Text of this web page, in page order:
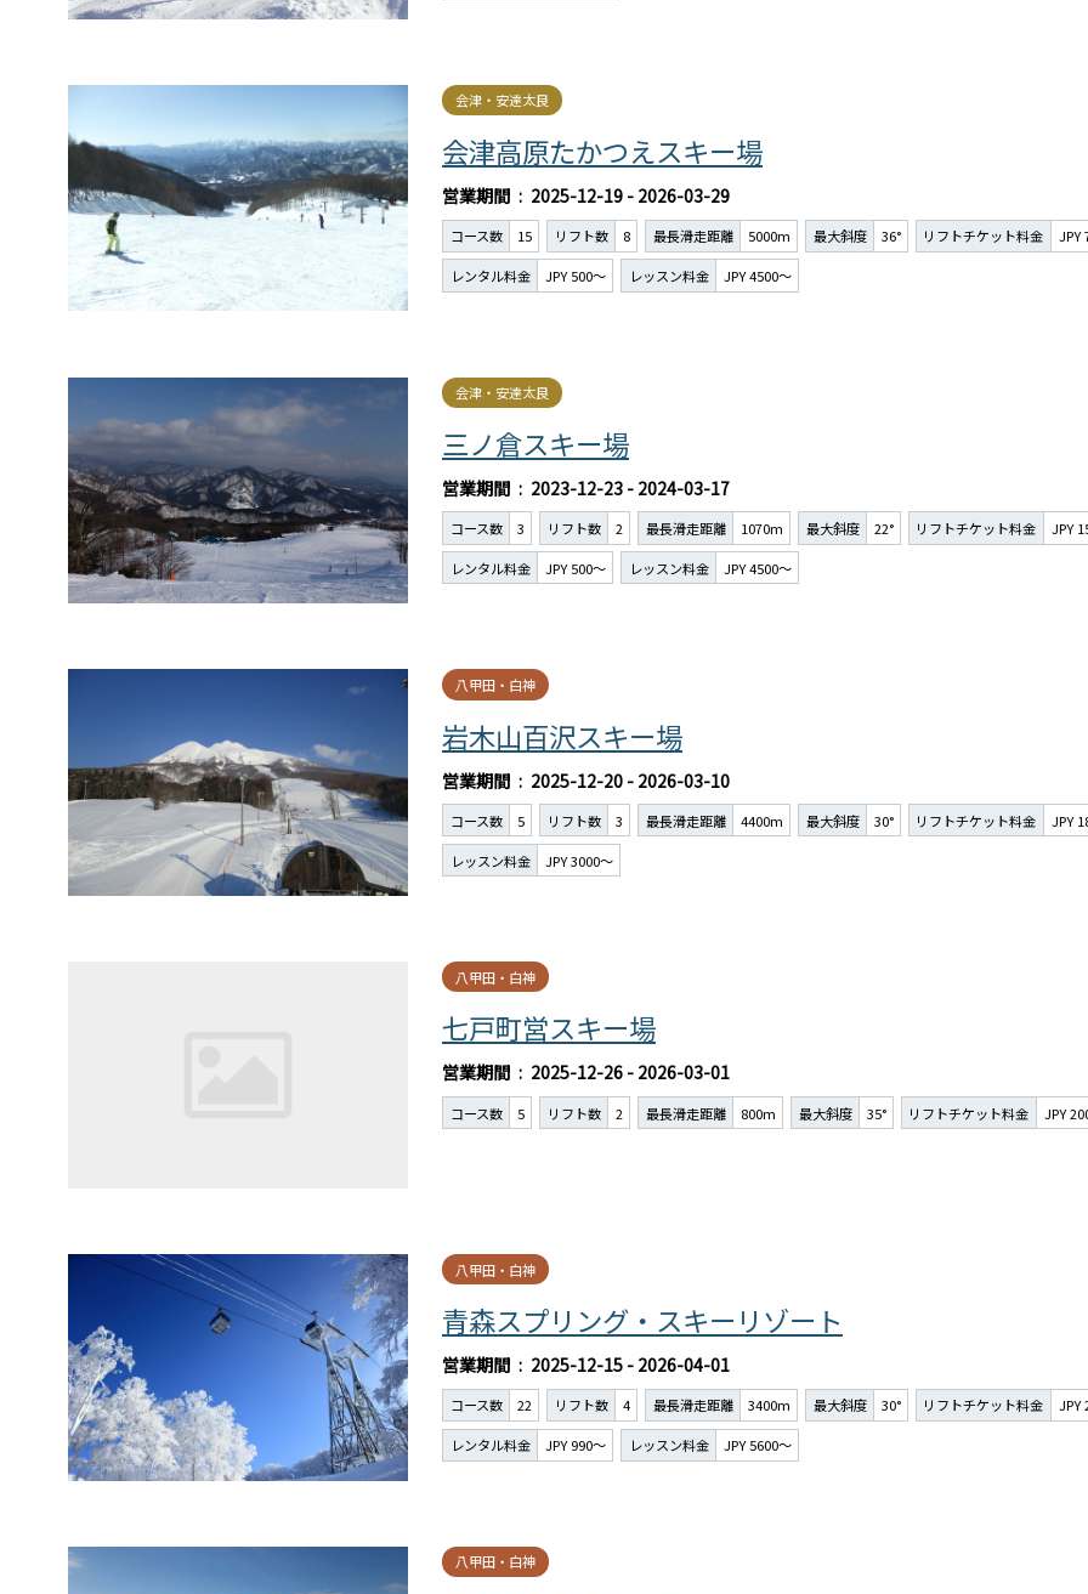
会津高原たかつえスキー場
会津・安達太良
営業期間 2025-12-19 - 2026-03-29
コース数 15 リフト数 8 最長滑走距離 5000m 最大斜度 36° リフトチケット料金 JPY
レンタル料金 JPY 500～ レッスン料金 JPY 4500～
三ノ倉スキー場
会津・安達太良
営業期間 2023-12-23 - 2024-03-17
コース数 3 リフト数 2 最長滑走距離 1070m 最大斜度 22° リフトチケット料金 JPY
レンタル料金 JPY 500～ レッスン料金 JPY 4500～
岩木山百沢スキー場
八甲田・白神
営業期間 2025-12-20 - 2026-03-10
コース数 5 リフト数 3 最長滑走距離 4400m 最大斜度 30° リフトチケット料金 JPY
レッスン料金 JPY 3000～
七戸町営スキー場
八甲田・白神
営業期間 2025-12-26 - 2026-03-01
コース数 5 リフト数 2 最長滑走距離 800m 最大斜度 35° リフトチケット料金 JPY
青森スプリング・スキーリゾート
八甲田・白神
営業期間 2025-12-15 - 2026-04-01
コース数 22 リフト数 4 最長滑走距離 3400m 最大斜度 30° リフトチケット料金 JPY
レンタル料金 JPY 990～ レッスン料金 JPY 5600～
八甲田・白神